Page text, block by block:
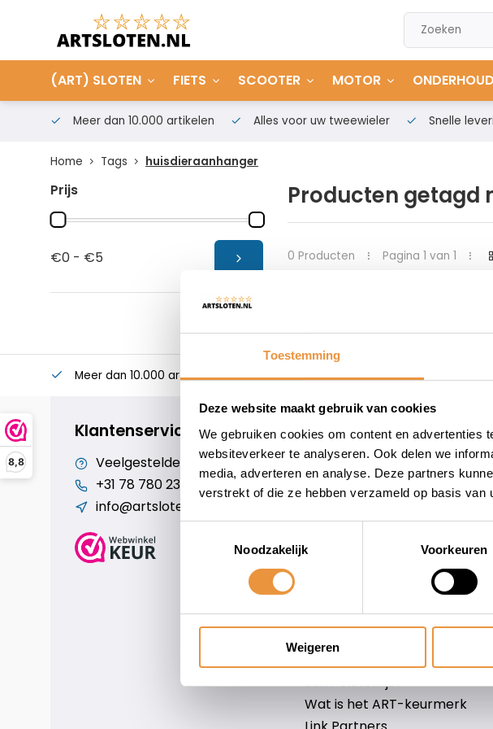
Toestemming
Deze website maakt gebruik van cookies
We gebruiken cookies om content en advertenties
websiteverkeer te analyseren. Ook delen we
media, adverteren en analyse. Deze partners
verstrekt of die ze hebben verzameld op basis van
Noodzakelijk
Voorkeuren
Weigeren
8,8
(ART) SLOTEN FIETS SCOOTER MOTOR ONDERHOUD
Meer dan 10.000 artikelen Alles voor uw tweewieler Snelle
Home Tags huisdieraanhanger
Prijs
€0 - €5
Producten getagd
0 Producten Pagina 1 van 1
Meer dan 10.000 artikelen Alles voor uw tweewieler
Klantenservice
Veelgestelde vragen
+31 78 780 2330
info@artsloten.nl
Cookiebeleid
Over ons
Privacy Policy
Verzenden & retourneren
Contact
Sitemap
Art-slotenlijst
Scm-slotenlijst
Wat is het ART-keurmerk